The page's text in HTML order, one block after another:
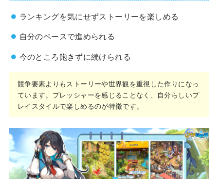
ランキングを気にせずストーリーを楽しめる
自分のペースで進められる
今のところ飽きずに続けられる
競争要素よりもストーリーや世界観を重視した作りになっ
ています。プレッシャーを感じることなく、自分らしいプ
レイスタイルで楽しめるのが特徴です。